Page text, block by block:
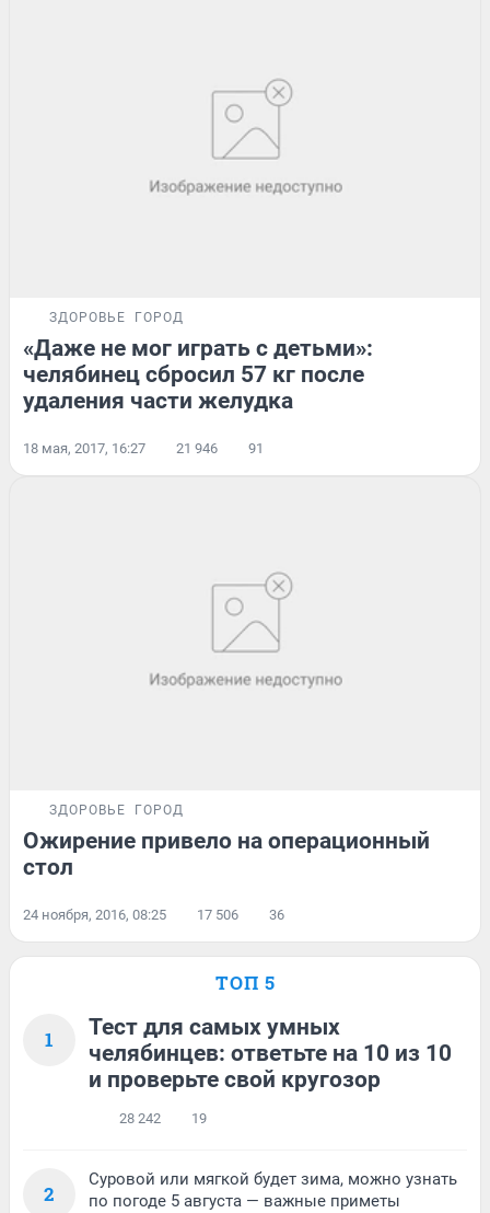
ЗДОРОВЬЕ ГОРОД
«Даже не мог играть с детьми»:
челябинец сбросил 57 кг после
удаления части желудка
18 мая, 2017, 16:27 21 946 91
ЗДОРОВЬЕ ГОРОД
Ожирение привело на операционный
стол
24 ноября, 2016, 08:25 17 506 36
ТОП 5
1
Тест для самых умных
челябинцев: ответьте на 10 из 10
и проверьте свой кругозор
28 242 19
2
Суровой или мягкой будет зима, можно узнать
по погоде 5 августа — важные приметы